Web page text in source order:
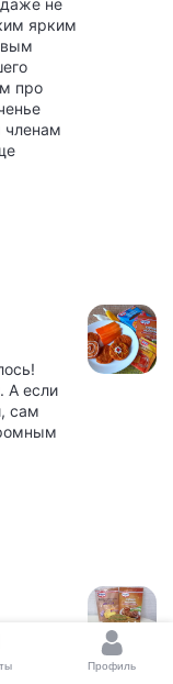
не
ярким
про
членам
А если
сам
и
порцию,
Профиль